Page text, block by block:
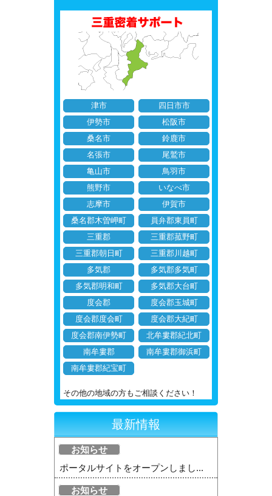
津市
四日市市
伊勢市
松阪市
桑名市
鈴鹿市
名張市
尾鷲市
亀山市
鳥羽市
熊野市
いなべ市
志摩市
伊賀市
桑名郡木曽岬町
員弁郡東員町
三重郡
三重郡菰野町
三重郡朝日町
三重郡川越町
多気郡
多気郡多気町
多気郡明和町
多気郡大台町
度会郡
度会郡玉城町
度会郡度会町
度会郡大紀町
度会郡南伊勢町
北牟婁郡紀北町
南牟婁郡
南牟婁郡御浜町
南牟婁郡紀宝町
その他の地域の方もご相談ください！
最新情報
お知らせ
ポータルサイトをオープンしまし...
お知らせ